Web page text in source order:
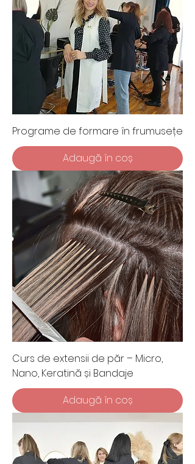
with a strong focus on practical,
hands-on learning. Whether you’re
starting a new career or adding
services to your existing business,
our training programmes give you
the skills, confidence and
recognised qualifications needed
to succeed in the beauty industry.
Programe de formare în frumusețe
Adaugă în coș
Curs de extensii de păr – Micro,
Nano, Keratină și Bandaje
Adaugă în coș